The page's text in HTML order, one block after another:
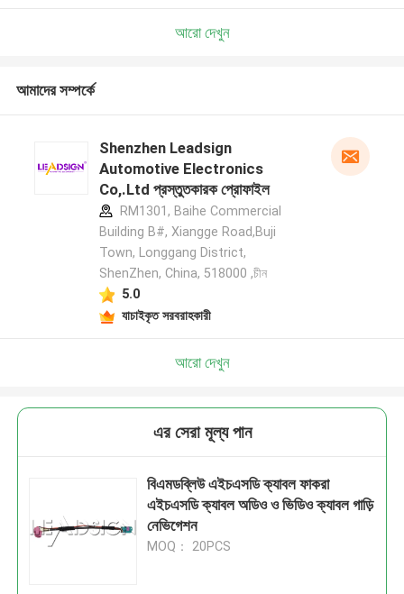
আরো দেখুন
আমাদের সম্পর্কে
Shenzhen Leadsign
Automotive Electronics
Co,.Ltd প্রস্তুতকারক প্রোফাইল
RM1301, Baihe Commercial
Building B#, Xiangge Road,Buji
Town, Longgang District,
ShenZhen, China, 518000 ,চীন
5.0
যাচাইকৃত সরবরাহকারী
আরো দেখুন
এর সেরা মূল্য পান
বিএমডব্লিউ এইচএসডি ক্যাবল ফাকরা
এইচএসডি ক্যাবল অডিও ও ভিডিও ক্যাবল গাড়ি
নেভিগেশন
MOQ： 20PCS